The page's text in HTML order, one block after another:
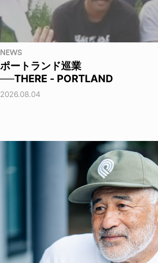
NEWS
ポートランド巡業
──THERE - PORTLAND
2026.08.04